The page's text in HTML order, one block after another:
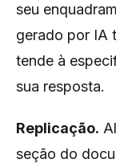
seu
gerado por IA
tende à
sua resposta.
Replicação.
seção do